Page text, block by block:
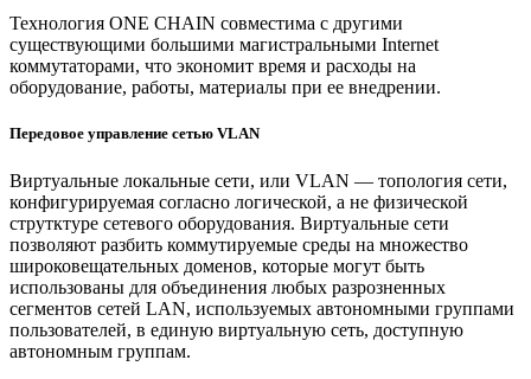
Технология ONE CHAIN совместима с другими
существующими большими магистральными Internet
коммутаторами, что экономит время и расходы на
оборудование, работы, материалы при ее внедрении.
Передовое управление сетью VLAN
Виртуальные локальные сети, или VLAN — топология сети,
конфигурируемая согласно логической, а не физической
струтктуре сетевого оборудования. Виртуальные сети
позволяют разбить коммутируемые среды на множество
широковещательных доменов, которые могут быть
использованы для объединения любых разрозненных
сегментов сетей LAN, используемых автономными группами
пользователей, в единую виртуальную сеть, доступную
автономным группам.